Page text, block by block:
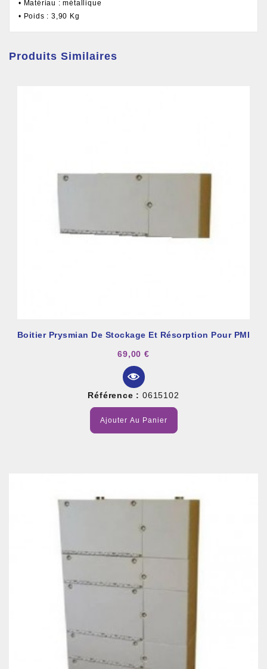
• Matériau : métallique
• Poids : 3,90 Kg
Produits Similaires
Boitier Prysmian De Stockage Et Résorption Pour PMI
69,00 €
Référence : 0615102
Ajouter Au Panier